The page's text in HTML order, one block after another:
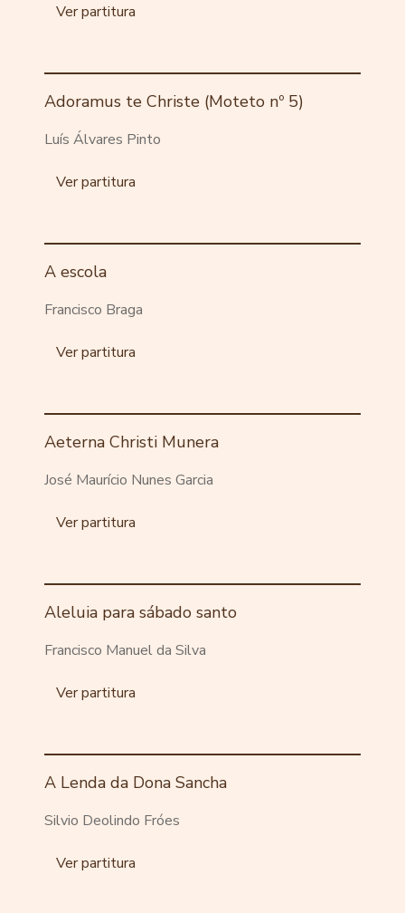
Ver partitura
Adoramus te Christe (Moteto nº 5)
Luís Álvares Pinto
Ver partitura
A escola
Francisco Braga
Ver partitura
Aeterna Christi Munera
José Maurício Nunes Garcia
Ver partitura
Aleluia para sábado santo
Francisco Manuel da Silva
Ver partitura
A Lenda da Dona Sancha
Silvio Deolindo Fróes
Ver partitura